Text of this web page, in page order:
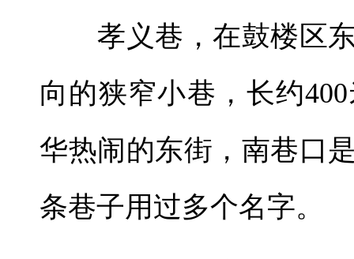
孝义巷，在鼓楼区东
向的狭窄小巷，长约
华热闹的东街，南巷口
条巷子用过多个名字。